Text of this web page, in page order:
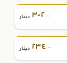
٣٠٢.٠٠ دينار
٢٣٤.٠٠ دينار